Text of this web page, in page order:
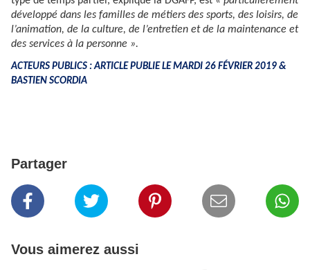
développé dans les familles de métiers des sports, des loisirs, de
l’animation, de la culture, de l’entretien et de la maintenance et
des services à la personne ».
ACTEURS PUBLICS : ARTICLE PUBLIE LE MARDI 26 FÉVRIER 2019 &
BASTIEN SCORDIA
Partager
Vous aimerez aussi